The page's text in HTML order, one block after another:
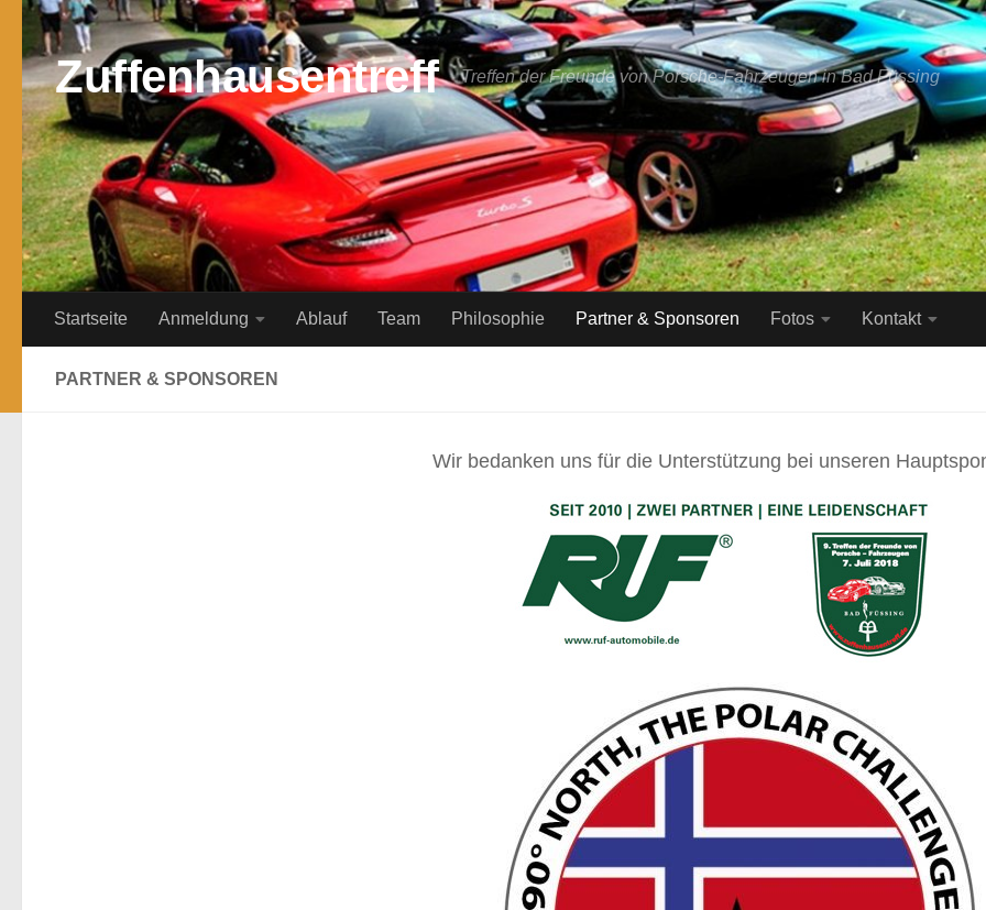
Zum Inhalt springen
Zuffenhausentreff Treffen der Freunde von Porsche-Fahrzeugen in Bad Füssing
Startseite Anmeldung Ablauf Team Philosophie Partner & Sponsoren Fotos Kontakt
PARTNER & SPONSOREN
Wir bedanken uns für die Unterstützung bei unseren